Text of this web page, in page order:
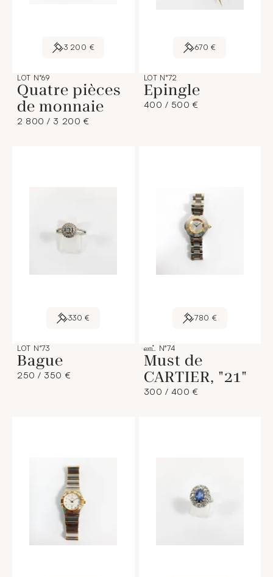
3 200 €
LOT N°69
Quatre pièces
de monnaie
2 800 / 3 200 €
670 €
LOT N°72
Epingle
400 / 500 €
330 €
LOT N°73
Bague
250 / 350 €
780 €
லாட் N°74
Must de
CARTIER, "21"
300 / 400 €